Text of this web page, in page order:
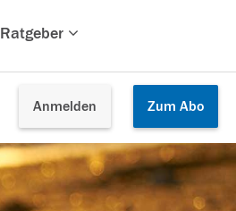
Ratgeber
Anmelden Zum Abo